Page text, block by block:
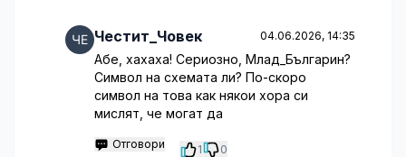
Честит_Човек 04.06.2026, 14:35
Абе, хахаха! Сериозно, Млад_Българин?
Символ на схемата ли? По-скоро
символ на това как някои хора си
мислят, че могат да
Отговори 1 0